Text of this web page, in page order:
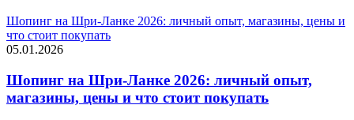
Шопинг на Шри-Ланке 2026: личный опыт, магазины, цены и
что стоит покупать
05.01.2026
Шопинг на Шри-Ланке 2026: личный опыт,
магазины, цены и что стоит покупать